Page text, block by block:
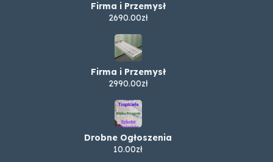
Firma i Przemysł
2690.00zł
Firma i Przemysł
2990.00zł
Drobne Ogłoszenia
10.00zł